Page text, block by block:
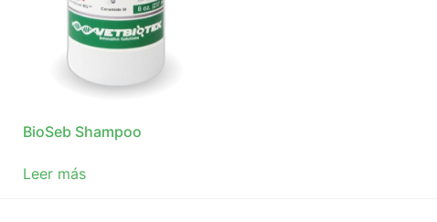
BioSeb Shampoo
Leer más